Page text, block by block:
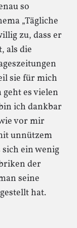
so
„Tägliche
zu, dass er
als die
sie für mich
es vielen
ich dankbar
vor mir
unnützem
ein wenig
der
seine
hat.